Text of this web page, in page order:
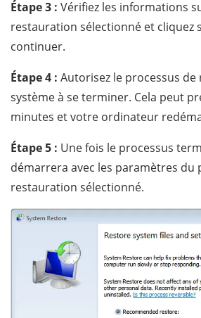
Étape 3 : Vérifiez les informations
restauration sélectionné et cliquez
continuer.
Étape 4 : Autorisez le processus
système à se terminer. Cela peut
minutes et votre ordinateur
Étape 5 : Une fois le processus
démarrera avec les paramètres du
restauration sélectionné.